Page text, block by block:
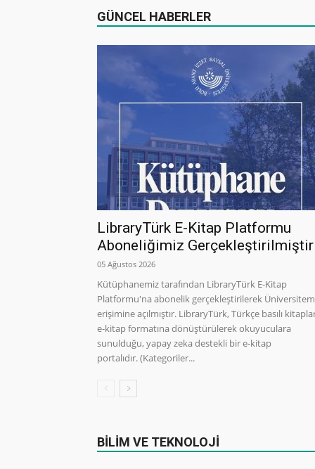
GÜNCEL HABERLER
LibraryTürk E-Kitap Platformu
Aboneliğimiz Gerçekleştirilmiştir
05 Ağustos 2026
Kütüphanemiz tarafından LibraryTürk E-Kitap
Platformu'na abonelik gerçekleştirilerek
erişimine açılmıştır. LibraryTürk, Türkçe basılı
e-kitap formatına dönüştürülerek okuyuculara
sunulduğu, yapay zeka destekli bir e-kitap
portalıdır. (Kategoriler...
BİLİM VE TEKNOLOJİ